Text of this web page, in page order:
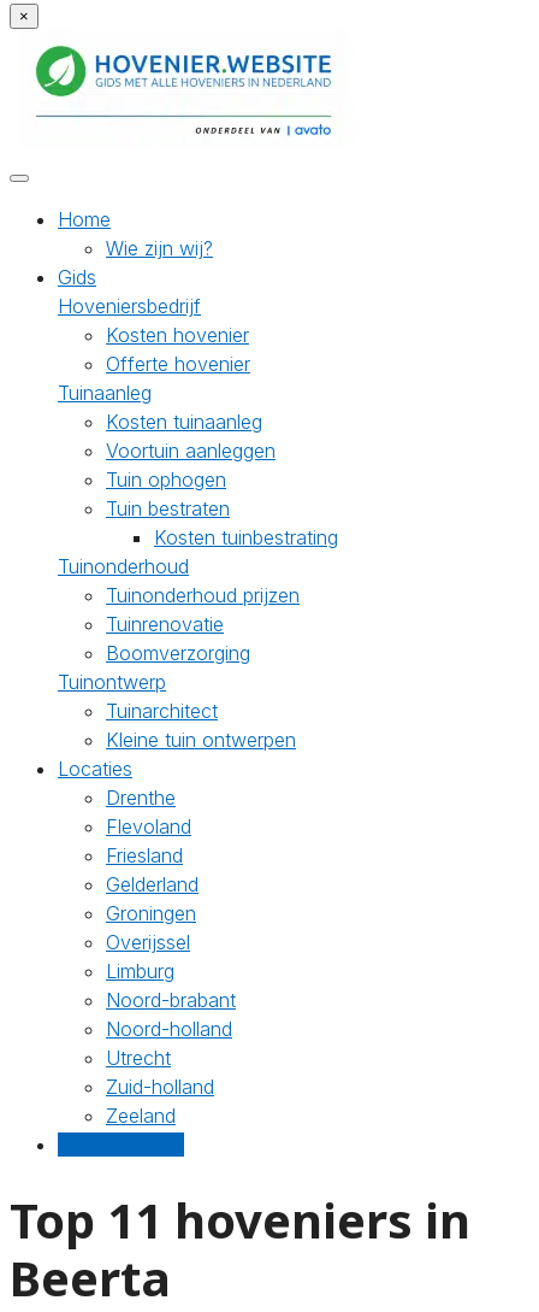
×
Home
Wie zijn wij?
Gids
Hoveniersbedrijf
Kosten hovenier
Offerte hovenier
Tuinaanleg
Kosten tuinaanleg
Voortuin aanleggen
Tuin ophogen
Tuin bestraten
Kosten tuinbestrating
Tuinonderhoud
Tuinonderhoud prijzen
Tuinrenovatie
Boomverzorging
Tuinontwerp
Tuinarchitect
Kleine tuin ontwerpen
Locaties
Drenthe
Flevoland
Friesland
Gelderland
Groningen
Overijssel
Limburg
Noord-brabant
Noord-holland
Utrecht
Zuid-holland
Zeeland
Top 11 hoveniers in
Beerta